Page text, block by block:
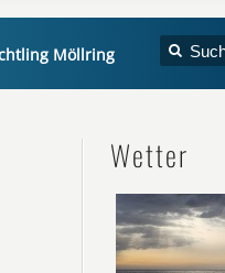
Möllring
Wetter